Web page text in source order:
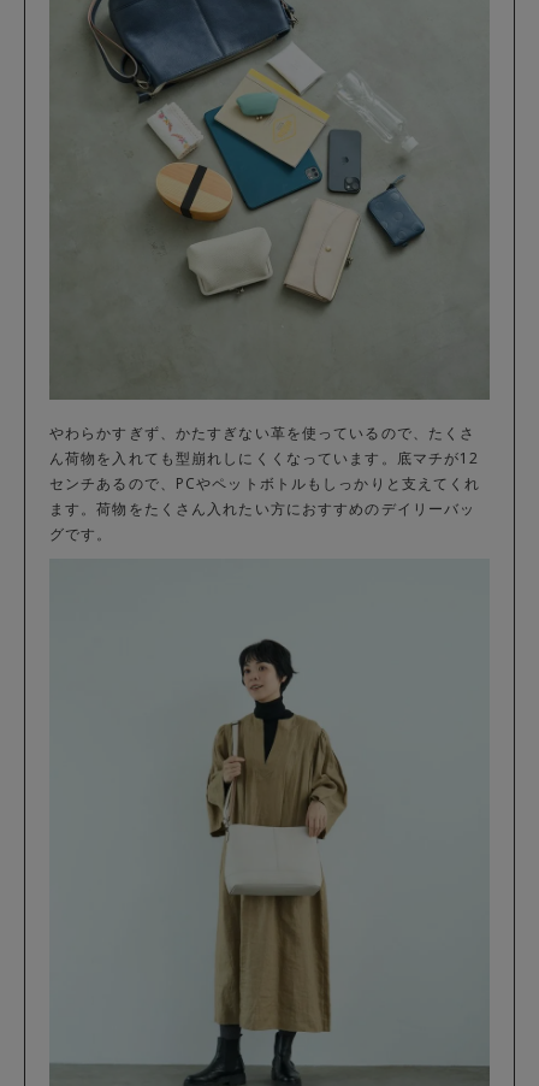
やわらかすぎず、かたすぎない革を使っているので、たくさ
ん荷物を入れても型崩れしにくくなっています。底マチが12
センチあるので、PCやペットボトルもしっかりと支えてくれ
ます。荷物をたくさん入れたい方におすすめのデイリーバッ
グです。